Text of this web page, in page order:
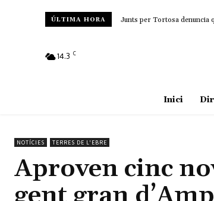
ÚLTIMA HORA Junts per Tortosa denuncia
14.3 C
Inici
NOTÍCIES TERRES DE L'EBRE
Aproven cinc